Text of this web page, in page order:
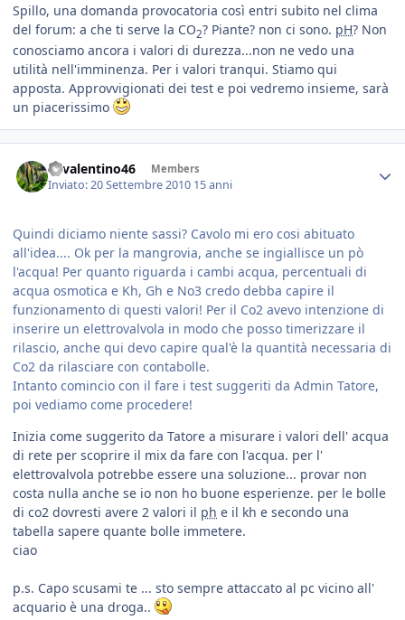
Spillo, una domanda provocatoria così entri subito nel clima
del forum: a che ti serve la CO2? Piante? non ci sono. pH? Non
conosciamo ancora i valori di durezza...non ne vedo una
utilità nell'imminenza. Per i valori tranqui. Stiamo qui
apposta. Approvvigionati dei test e poi vedremo insieme, sarà
un piacerissimo
46valentino46 Members
Inviato:20 Settembre 2010 15 anni
Quindi diciamo niente sassi? Cavolo mi ero cosi abituato
all'idea.... Ok per la mangrovia, anche se ingiallisce un pò
l'acqua! Per quanto riguarda i cambi acqua, percentuali di
acqua osmotica e Kh, Gh e No3 credo debba capire il
funzionamento di questi valori! Per il Co2 avevo intenzione di
inserire un elettrovalvola in modo che posso timerizzare il
rilascio, anche qui devo capire qual'è la quantità necessaria di
Co2 da rilasciare con contabolle.
Intanto comincio con il fare i test suggeriti da Admin Tatore,
poi vediamo come procedere!
Inizia come suggerito da Tatore a misurare i valori dell' acqua
di rete per scoprire il mix da fare con l'acqua. per l'
elettrovalvola potrebbe essere una soluzione... provar non
costa nulla anche se io non ho buone esperienze. per le bolle
di co2 dovresti avere 2 valori il ph e il kh e secondo una
tabella sapere quante bolle immetere.
ciao
p.s. Capo scusami te ... sto sempre attaccato al pc vicino all'
acquario è una droga..